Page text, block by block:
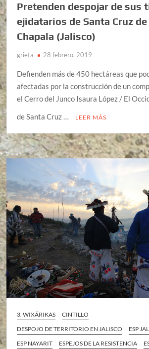
Pretenden despojar de sus
ejidatarios de Santa Cruz
Chapala (Jalisco)
grieta 28 febrero, 2019
Defienden más de 450 hectáreas que
afectadas por la construcción de un
el Cerro del Junco Isaura López / El
de Santa Cruz …
LEER MÁS
3. WIXÁRIKAS
CINTILLO
DESPOJO DE TERRITORIO EN JALISCO
ESP
ESP NAYARIT
ESPEJOS DE LA RESISTENCIA